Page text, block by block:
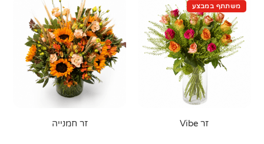
זר Vibe זר חמנייה